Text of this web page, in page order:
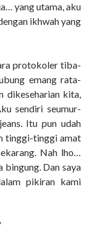
yang utama, aku
ikhwah yang
protokoler tiba-
emang rata-
dikeseharian kita,
sendiri seumur-
Itu pun udah
tinggi-tinggi amat
Nah lho…
Dan saya
pikiran kami